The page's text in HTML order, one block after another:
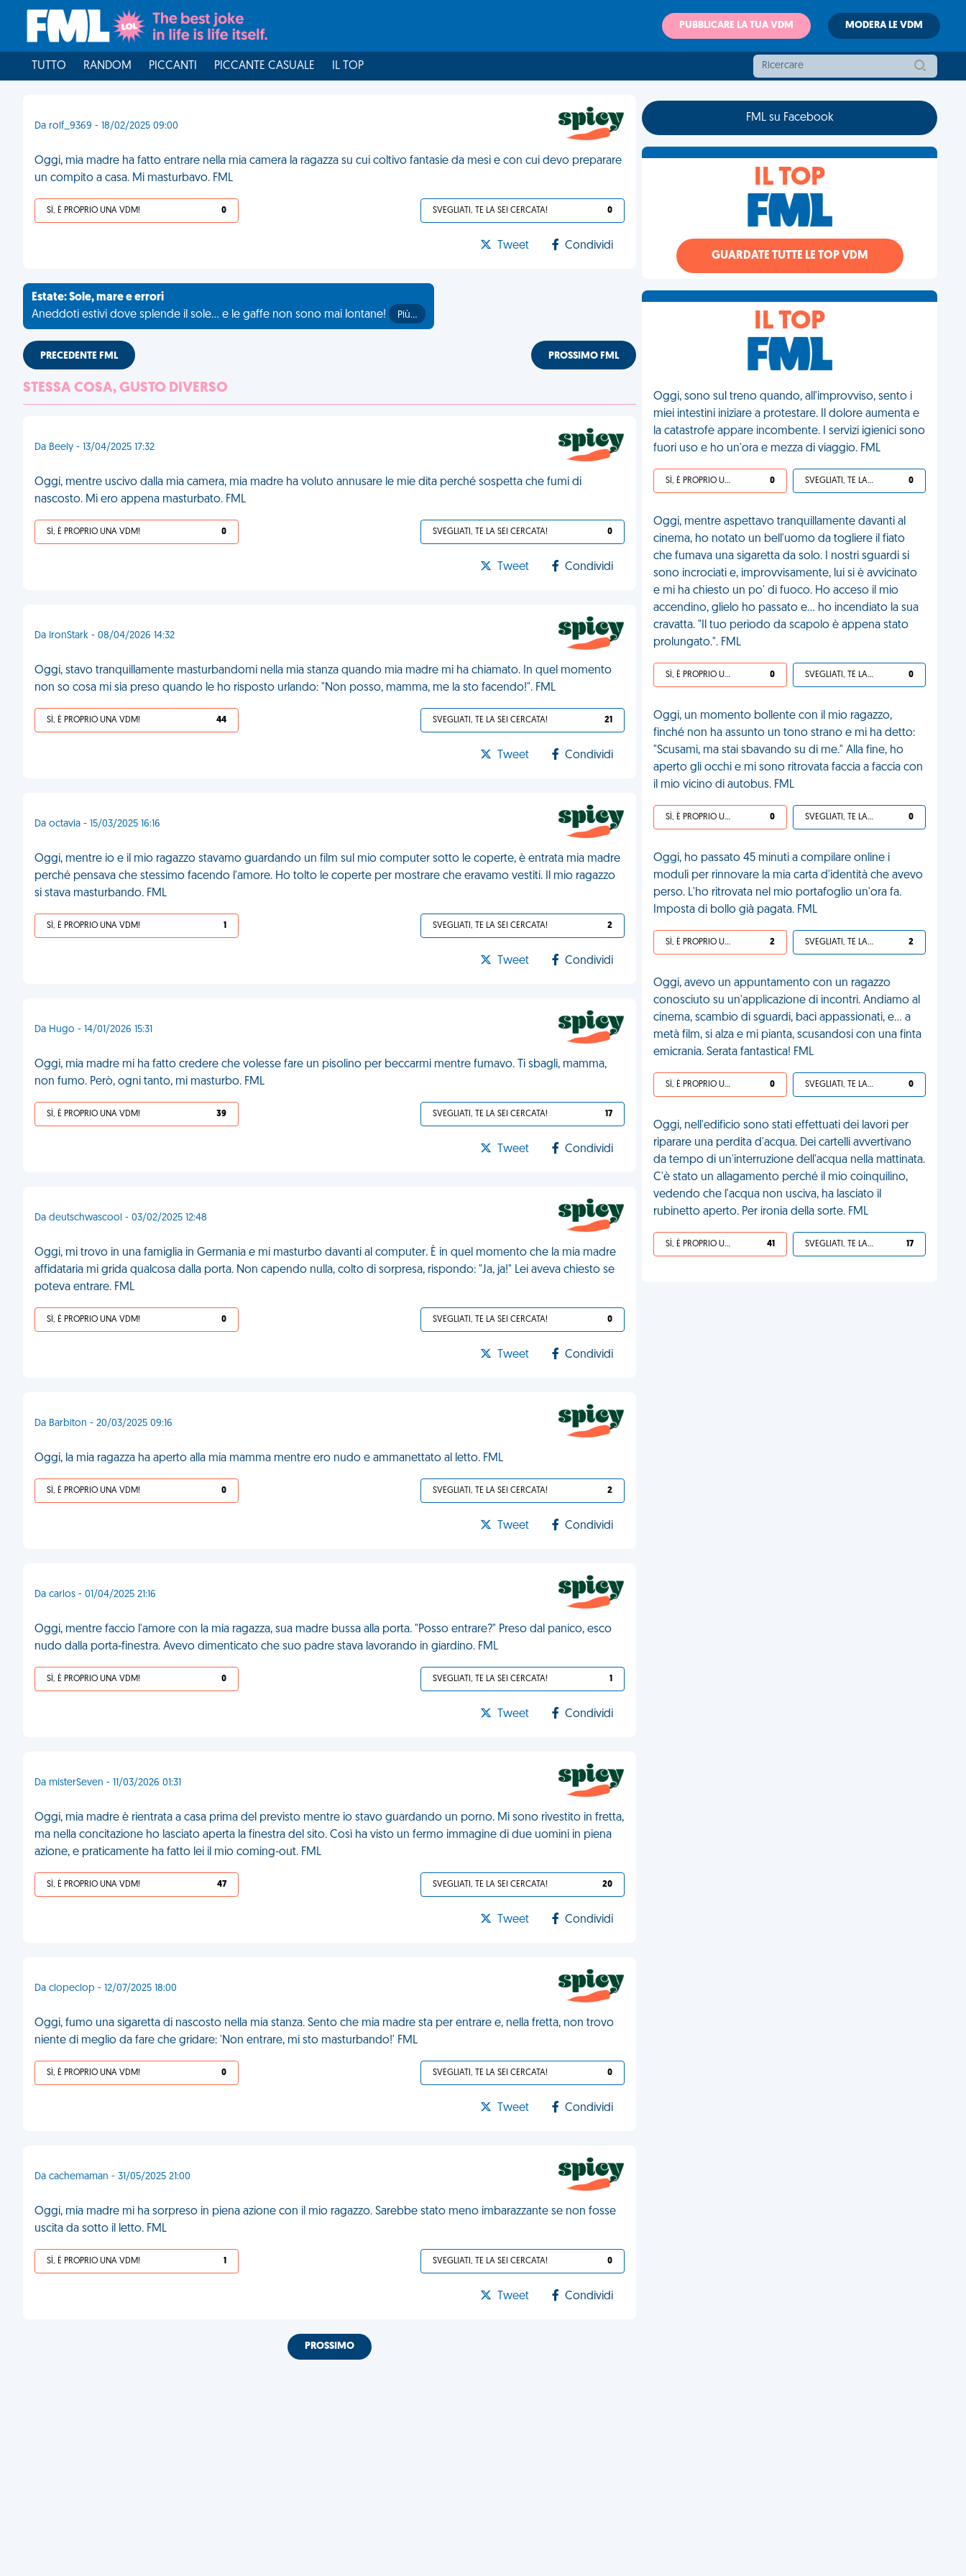
PUBBLICARE LA TUA VDM MODERA LE VDM
TUTTO RANDOM PICCANTI PICCANTE CASUALE IL TOP
Da rolf_9369 - 18/02/2025 09:00
Oggi, mia madre ha fatto entrare nella mia camera la ragazza su cui coltivo fantasie da mesi e con cui devo preparare
un compito a casa. Mi masturbavo. FML
SÌ, È PROPRIO UNA VDM! 0 SVEGLIATI, TE LA SEI CERCATA! 0
Tweet Condividi
Estate: Sole, mare e errori
Aneddoti estivi dove splende il sole... e le gaffe non sono mai lontane!
Più…
PRECEDENTE FML PROSSIMO FML
STESSA COSA, GUSTO DIVERSO
Da Beely - 13/04/2025 17:32
Oggi, mentre uscivo dalla mia camera, mia madre ha voluto annusare le mie dita perché sospetta che fumi di
nascosto. Mi ero appena masturbato. FML
SÌ, È PROPRIO UNA VDM! 0 SVEGLIATI, TE LA SEI CERCATA! 0
Tweet Condividi
Da IronStark - 08/04/2026 14:32
Oggi, stavo tranquillamente masturbandomi nella mia stanza quando mia madre mi ha chiamato. In quel momento
non so cosa mi sia preso quando le ho risposto urlando: "Non posso, mamma, me la sto facendo!". FML
SÌ, È PROPRIO UNA VDM! 44 SVEGLIATI, TE LA SEI CERCATA! 21
Tweet Condividi
Da octavia - 15/03/2025 16:16
Oggi, mentre io e il mio ragazzo stavamo guardando un film sul mio computer sotto le coperte, è entrata mia madre
perché pensava che stessimo facendo l'amore. Ho tolto le coperte per mostrare che eravamo vestiti. Il mio ragazzo
si stava masturbando. FML
SÌ, È PROPRIO UNA VDM! 1 SVEGLIATI, TE LA SEI CERCATA! 2
Tweet Condividi
Da Hugo - 14/01/2026 15:31
Oggi, mia madre mi ha fatto credere che volesse fare un pisolino per beccarmi mentre fumavo. Ti sbagli, mamma,
non fumo. Però, ogni tanto, mi masturbo. FML
SÌ, È PROPRIO UNA VDM! 39 SVEGLIATI, TE LA SEI CERCATA! 17
Tweet Condividi
Da deutschwascool - 03/02/2025 12:48
Oggi, mi trovo in una famiglia in Germania e mi masturbo davanti al computer. È in quel momento che la mia madre
affidataria mi grida qualcosa dalla porta. Non capendo nulla, colto di sorpresa, rispondo: "Ja, ja!" Lei aveva chiesto se
poteva entrare. FML
SÌ, È PROPRIO UNA VDM! 0 SVEGLIATI, TE LA SEI CERCATA! 0
Tweet Condividi
Da Barbiton - 20/03/2025 09:16
Oggi, la mia ragazza ha aperto alla mia mamma mentre ero nudo e ammanettato al letto. FML
SÌ, È PROPRIO UNA VDM! 0 SVEGLIATI, TE LA SEI CERCATA! 2
Tweet Condividi
Da carlos - 01/04/2025 21:16
Oggi, mentre faccio l'amore con la mia ragazza, sua madre bussa alla porta. "Posso entrare?" Preso dal panico, esco
nudo dalla porta-finestra. Avevo dimenticato che suo padre stava lavorando in giardino. FML
SÌ, È PROPRIO UNA VDM! 0 SVEGLIATI, TE LA SEI CERCATA! 1
Tweet Condividi
Da misterSeven - 11/03/2026 01:31
Oggi, mia madre è rientrata a casa prima del previsto mentre io stavo guardando un porno. Mi sono rivestito in fretta,
ma nella concitazione ho lasciato aperta la finestra del sito. Così ha visto un fermo immagine di due uomini in piena
azione, e praticamente ha fatto lei il mio coming-out. FML
SÌ, È PROPRIO UNA VDM! 47 SVEGLIATI, TE LA SEI CERCATA! 20
Tweet Condividi
Da clopeclop - 12/07/2025 18:00
Oggi, fumo una sigaretta di nascosto nella mia stanza. Sento che mia madre sta per entrare e, nella fretta, non trovo
niente di meglio da fare che gridare: 'Non entrare, mi sto masturbando!' FML
SÌ, È PROPRIO UNA VDM! 0 SVEGLIATI, TE LA SEI CERCATA! 0
Tweet Condividi
Da cachemaman - 31/05/2025 21:00
Oggi, mia madre mi ha sorpreso in piena azione con il mio ragazzo. Sarebbe stato meno imbarazzante se non fosse
uscita da sotto il letto. FML
SÌ, È PROPRIO UNA VDM! 1 SVEGLIATI, TE LA SEI CERCATA! 0
Tweet Condividi
PROSSIMO
FML su Facebook
IL TOP
GUARDATE TUTTE LE TOP VDM
IL TOP
Oggi, sono sul treno quando, all'improvviso, sento i
miei intestini iniziare a protestare. Il dolore aumenta e
la catastrofe appare incombente. I servizi igienici sono
fuori uso e ho un'ora e mezza di viaggio. FML
SÌ, È PROPRIO UNA VDM! 0 SVEGLIATI, TE LA SEI CERCATA! 0
Oggi, mentre aspettavo tranquillamente davanti al
cinema, ho notato un bell'uomo da togliere il fiato
che fumava una sigaretta da solo. I nostri sguardi si
sono incrociati e, improvvisamente, lui si è avvicinato
e mi ha chiesto un po' di fuoco. Ho acceso il mio
accendino, glielo ho passato e... ho incendiato la sua
cravatta. "Il tuo periodo da scapolo è appena stato
prolungato.". FML
SÌ, È PROPRIO UNA VDM! 0 SVEGLIATI, TE LA SEI CERCATA! 0
Oggi, un momento bollente con il mio ragazzo,
finché non ha assunto un tono strano e mi ha detto:
"Scusami, ma stai sbavando su di me." Alla fine, ho
aperto gli occhi e mi sono ritrovata faccia a faccia con
il mio vicino di autobus. FML
SÌ, È PROPRIO UNA VDM! 0 SVEGLIATI, TE LA SEI CERCATA! 0
Oggi, ho passato 45 minuti a compilare online i
moduli per rinnovare la mia carta d'identità che avevo
perso. L'ho ritrovata nel mio portafoglio un'ora fa.
Imposta di bollo già pagata. FML
SÌ, È PROPRIO UNA VDM! 2 SVEGLIATI, TE LA SEI CERCATA! 2
Oggi, avevo un appuntamento con un ragazzo
conosciuto su un'applicazione di incontri. Andiamo al
cinema, scambio di sguardi, baci appassionati, e... a
metà film, si alza e mi pianta, scusandosi con una finta
emicrania. Serata fantastica! FML
SÌ, È PROPRIO UNA VDM! 0 SVEGLIATI, TE LA SEI CERCATA! 0
Oggi, nell'edificio sono stati effettuati dei lavori per
riparare una perdita d'acqua. Dei cartelli avvertivano
da tempo di un'interruzione dell'acqua nella mattinata.
C'è stato un allagamento perché il mio coinquilino,
vedendo che l'acqua non usciva, ha lasciato il
rubinetto aperto. Per ironia della sorte. FML
SÌ, È PROPRIO UNA VDM! 41 SVEGLIATI, TE LA SEI CERCATA! 17